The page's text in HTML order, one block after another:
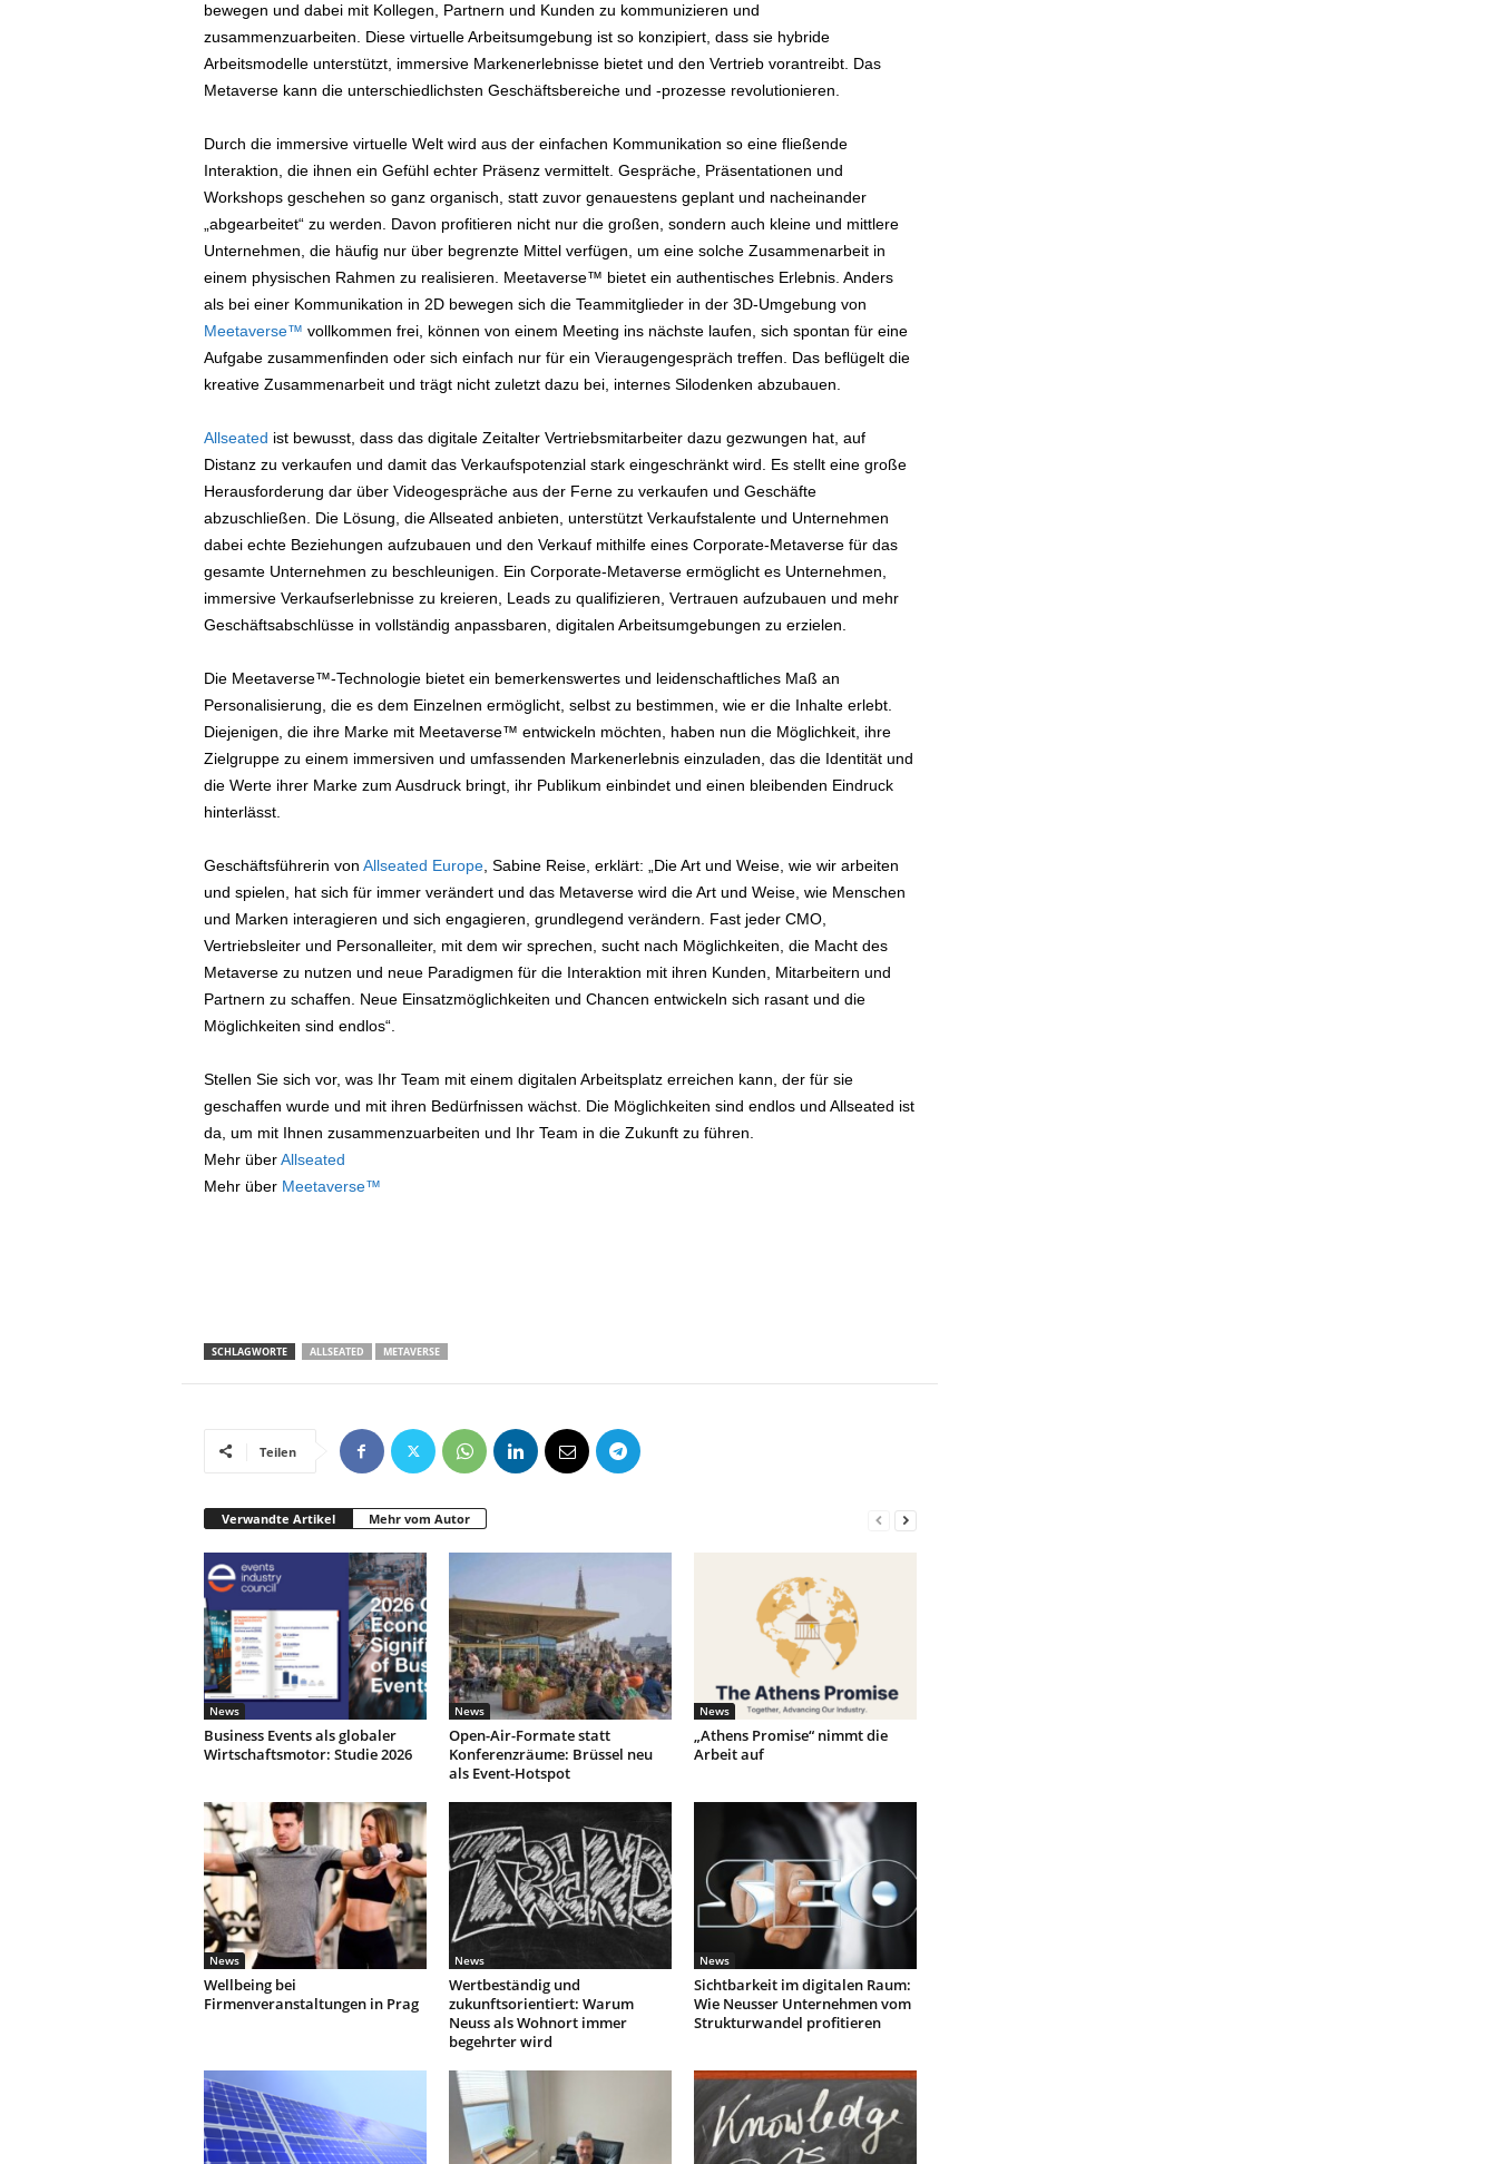
bewegen und dabei mit Kollegen, Partnern und Kunden zu kommunizieren und
zusammenzuarbeiten. Diese virtuelle Arbeitsumgebung ist so konzipiert, dass sie hybride
Arbeitsmodelle unterstützt, immersive Markenerlebnisse bietet und den Vertrieb vorantreibt. Das
Metaverse kann die unterschiedlichsten Geschäftsbereiche und -prozesse revolutionieren.
Durch die immersive virtuelle Welt wird aus der einfachen Kommunikation so eine fließende
Interaktion, die ihnen ein Gefühl echter Präsenz vermittelt. Gespräche, Präsentationen und
Workshops geschehen so ganz organisch, statt zuvor genauestens geplant und nacheinander
„abgearbeitet“ zu werden. Davon profitieren nicht nur die großen, sondern auch kleine und mittlere
Unternehmen, die häufig nur über begrenzte Mittel verfügen, um eine solche Zusammenarbeit in
einem physischen Rahmen zu realisieren. Meetaverse™ bietet ein authentisches Erlebnis. Anders
als bei einer Kommunikation in 2D bewegen sich die Teammitglieder in der 3D-Umgebung von
Meetaverse™ vollkommen frei, können von einem Meeting ins nächste laufen, sich spontan für eine
Aufgabe zusammenfinden oder sich einfach nur für ein Vieraugengespräch treffen. Das beflügelt die
kreative Zusammenarbeit und trägt nicht zuletzt dazu bei, internes Silodenken abzubauen.
Allseated ist bewusst, dass das digitale Zeitalter Vertriebsmitarbeiter dazu gezwungen hat, auf
Distanz zu verkaufen und damit das Verkaufspotenzial stark eingeschränkt wird. Es stellt eine große
Herausforderung dar über Videogespräche aus der Ferne zu verkaufen und Geschäfte
abzuschließen. Die Lösung, die Allseated anbieten, unterstützt Verkaufstalente und Unternehmen
dabei echte Beziehungen aufzubauen und den Verkauf mithilfe eines Corporate-Metaverse für das
gesamte Unternehmen zu beschleunigen. Ein Corporate-Metaverse ermöglicht es Unternehmen,
immersive Verkaufserlebnisse zu kreieren, Leads zu qualifizieren, Vertrauen aufzubauen und mehr
Geschäftsabschlüsse in vollständig anpassbaren, digitalen Arbeitsumgebungen zu erzielen.
Die Meetaverse™-Technologie bietet ein bemerkenswertes und leidenschaftliches Maß an
Personalisierung, die es dem Einzelnen ermöglicht, selbst zu bestimmen, wie er die Inhalte erlebt.
Diejenigen, die ihre Marke mit Meetaverse™ entwickeln möchten, haben nun die Möglichkeit, ihre
Zielgruppe zu einem immersiven und umfassenden Markenerlebnis einzuladen, das die Identität und
die Werte ihrer Marke zum Ausdruck bringt, ihr Publikum einbindet und einen bleibenden Eindruck
hinterlässt.
Geschäftsführerin von Allseated Europe, Sabine Reise, erklärt: „Die Art und Weise, wie wir arbeiten
und spielen, hat sich für immer verändert und das Metaverse wird die Art und Weise, wie Menschen
und Marken interagieren und sich engagieren, grundlegend verändern. Fast jeder CMO,
Vertriebsleiter und Personalleiter, mit dem wir sprechen, sucht nach Möglichkeiten, die Macht des
Metaverse zu nutzen und neue Paradigmen für die Interaktion mit ihren Kunden, Mitarbeitern und
Partnern zu schaffen. Neue Einsatzmöglichkeiten und Chancen entwickeln sich rasant und die
Möglichkeiten sind endlos“.
Stellen Sie sich vor, was Ihr Team mit einem digitalen Arbeitsplatz erreichen kann, der für sie
geschaffen wurde und mit ihren Bedürfnissen wächst. Die Möglichkeiten sind endlos und Allseated ist
da, um mit Ihnen zusammenzuarbeiten und Ihr Team in die Zukunft zu führen.
Mehr überAllseated
Mehr über Meetaverse™
SCHLAGWORTE ALLSEATED METAVERSE
Teilen
Verwandte Artikel Mehr vom Autor
News
Business Events als globaler
Wirtschaftsmotor: Studie 2026
News
Open-Air-Formate statt
Konferenzräume: Brüssel neu
als Event-Hotspot
News
„Athens Promise“ nimmt die
Arbeit auf
News
Wellbeing bei
Firmenveranstaltungen in Prag
News
Wertbeständig und
zukunftsorientiert: Warum
Neuss als Wohnort immer
begehrter wird
News
Sichtbarkeit im digitalen Raum:
Wie Neusser Unternehmen vom
Strukturwandel profitieren